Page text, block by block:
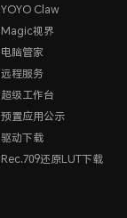
YOYO Claw
Magic视界
电脑管家
远程服务
超级工作台
预置应用公示
驱动下载
Rec.709还原LUT下载